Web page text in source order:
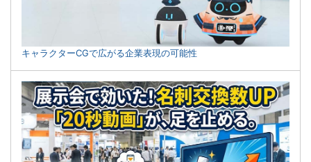
キャラクターCGで広がる企業表現の可能性